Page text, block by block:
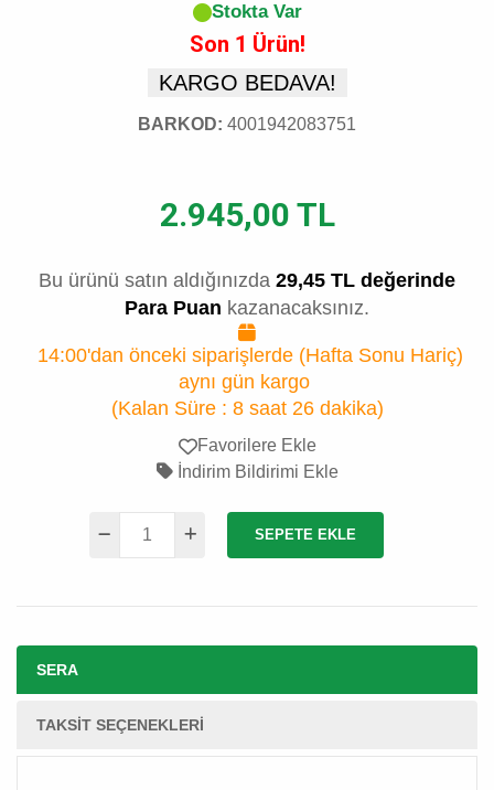
Stokta Var
Son 1 Ürün!
KARGO BEDAVA!
BARKOD: 4001942083751
2.945,00 TL
Bu ürünü satın aldığınızda 29,45 TL değerinde
Para Puan kazanacaksınız.
14:00'dan önceki siparişlerde (Hafta Sonu Hariç)
aynı gün kargo
(Kalan Süre : 8 saat 26 dakika)
Favorilere Ekle
İndirim Bildirimi Ekle
SEPETE EKLE
SERA
TAKSIT SEÇENEKLERI